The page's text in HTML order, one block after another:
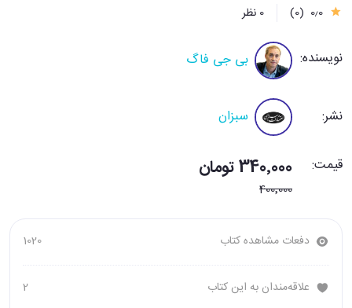
0٫0 (0) 0 نظر
نویسنده: بی جی فاگ
نشر: سبزان
قیمت: 340٬000 تومان
400٬000
دفعات مشاهده کتاب 1020
علاقه‌مندان به این کتاب 2